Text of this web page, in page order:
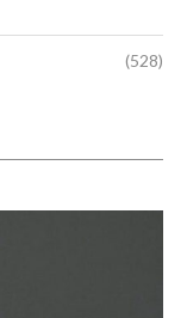
(528)